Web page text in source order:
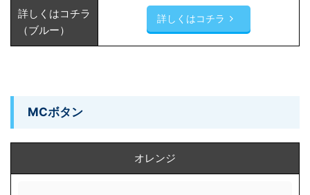
詳しくはコチラ
（ブルー）
詳しくはコチラ
MCボタン
オレンジ